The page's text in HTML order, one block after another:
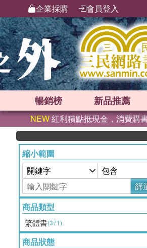
企業採購 會員登入
暢銷榜 新品推薦
NEW紅利積點抵現金，消費購
縮小範圍
篩
商品類型
繁體書(371)
商品狀態